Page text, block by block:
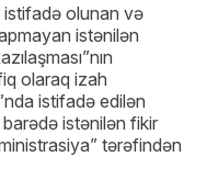
istifadə olunan və
istənilən
olaraq izah
istifadə edilən
istənilən fikir
tərəfindən